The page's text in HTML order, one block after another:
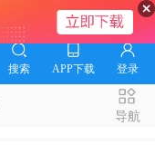
搜索 APP下载 登录
导航